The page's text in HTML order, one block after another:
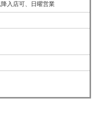
入店可、日曜営業